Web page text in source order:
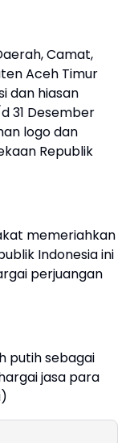
Camat,
Aceh Timur
dan hiasan
31 Desember
logo dan
Republik
memeriahkan
Indonesia ini
perjuangan
putih sebagai
jasa para